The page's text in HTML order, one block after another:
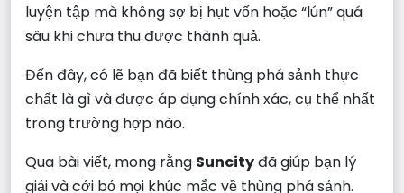
luyện tập mà không sợ bị hụt vốn hoặc “lún” quá
sâu khi chưa thu được thành quả.
Đến đây, có lẽ bạn đã biết thùng phá sảnh thực
chất là gì và được áp dụng chính xác, cụ thể nhất
trong trường hợp nào.
Qua bài viết, mong rằng Suncityđã giúp bạn lý
giải và cởi bỏ mọi khúc mắc về thùng phá sảnh.